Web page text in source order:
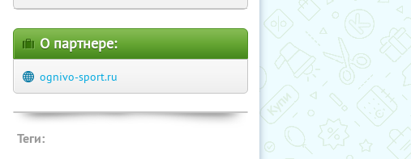
О партнере:
ognivo-sport.ru
Теги: